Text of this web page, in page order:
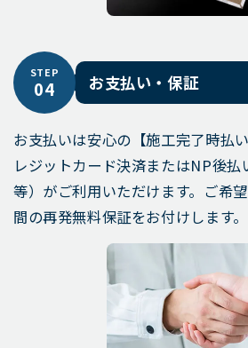
STEP
04 お支払い・保証
お支払いは安心の【施工完了時払
レジットカード決済またはNP後
等）がご利用いただけます。ご希
間の再発無料保証をお付けします。